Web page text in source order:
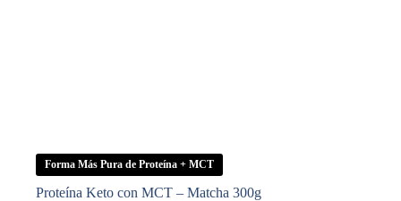
Forma Más Pura de Proteína + MCT
Proteína Keto con MCT – Matcha 300g